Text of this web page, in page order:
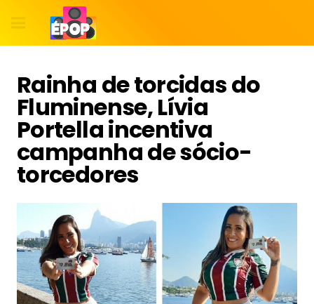
Rainha de torcidas do
Fluminense, Lívia
Portella incentiva
campanha de sócio-
torcedores